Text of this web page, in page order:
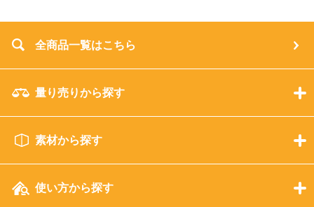
全商品一覧はこちら
量り売りから探す
素材から探す
使い方から探す